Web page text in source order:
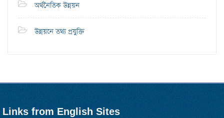
অর্থনৈতিক উন্নয়ন
উন্নয়নে তথ্য প্রযুক্তি
Links from English Sites